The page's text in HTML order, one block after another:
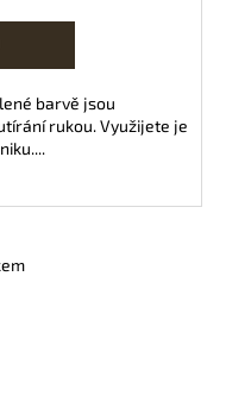
barvě jsou
rukou. Využijete je